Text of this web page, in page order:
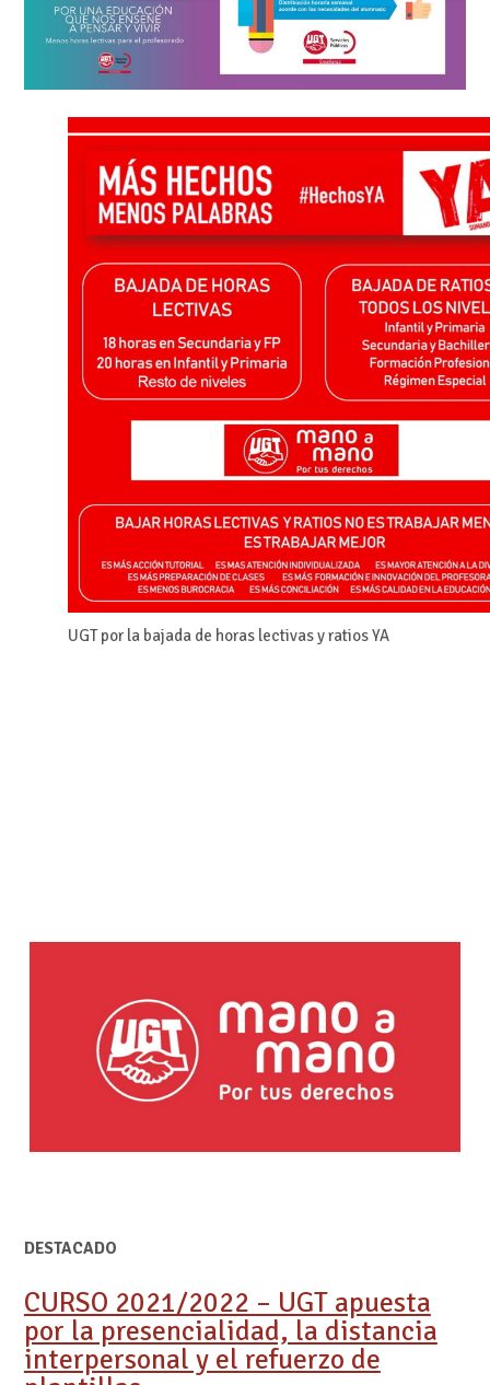
UGT por la bajada de horas lectivas y ratios YA
DESTACADO
CURSO 2021/2022 – UGT apuesta
por la presencialidad, la distancia
interpersonal y el refuerzo de